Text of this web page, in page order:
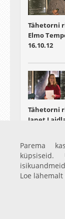
Tähetorni
Elmo
16.10.12
Tähetorni
Janet
Parema
Loe lähemalt